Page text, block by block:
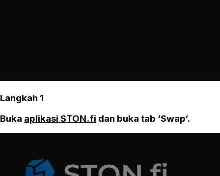
Langkah 1
Buka aplikasi STON.fi dan buka tab ‘Swap‘.